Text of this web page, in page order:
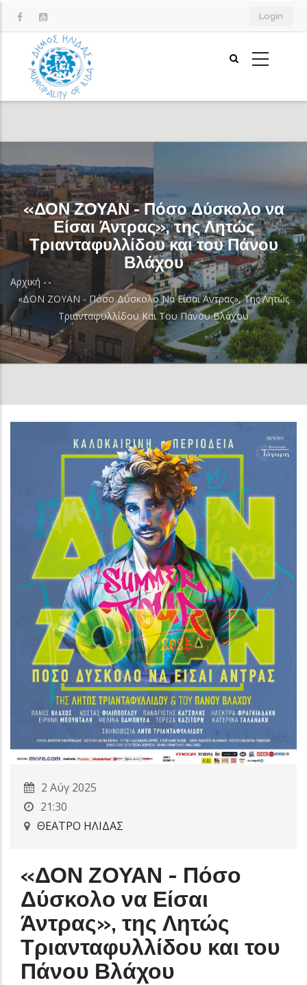
προς
περιεχόμενο
Login
«ΔΟΝ ΖΟΥΑΝ - Πόσο Δύσκολο να
Είσαι Άντρας», της Λητώς
Τριανταφυλλίδου και του Πάνου
Βλάχου
Breadcrumb
Αρχική - -
«ΔΟΝ ΖΟΥΑΝ - Πόσο Δύσκολο Να Είσαι Άντρας», Της Λητώς
Τριανταφυλλίδου Και Του Πάνου Βλάχου
2 Αύγ 2025
21:30
ΘΕΑΤΡΟ ΗΛΙΔΑΣ
«ΔΟΝ ΖΟΥΑΝ - Πόσο
Δύσκολο να Είσαι
Άντρας», της Λητώς
Τριανταφυλλίδου και του
Πάνου Βλάχου